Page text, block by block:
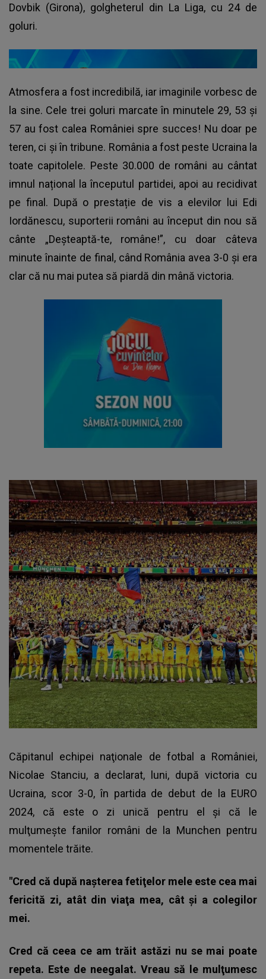
Dovbik (Girona), golgheterul din La Liga, cu 24 de
goluri.
Atmosfera a fost incredibilă, iar imaginile vorbesc de
la sine. Cele trei goluri marcate în minutele 29, 53 și
57 au fost calea României spre succes! Nu doar pe
teren, ci și în tribune. România a fost peste Ucraina la
toate capitolele. Peste 30.000 de români au cântat
imnul național la începutul partidei, apoi au recidivat
pe final. După o prestație de vis a elevilor lui Edi
Iordănescu, suporterii români au început din nou să
cânte „Deșteaptă-te, române!”, cu doar câteva
minute înainte de final, când România avea 3-0 și era
clar că nu mai putea să piardă din mână victoria.
Căpitanul echipei naţionale de fotbal a României,
Nicolae Stanciu, a declarat, luni, după victoria cu
Ucraina, scor 3-0, în partida de debut de la EURO
2024, că este o zi unică pentru el şi că le
mulţumeşte fanilor români de la Munchen pentru
momentele trăite.
"Cred că după naşterea fetiţelor mele este cea mai
fericită zi, atât din viaţa mea, cât şi a colegilor
mei.
Cred că ceea ce am trăit astăzi nu se mai poate
repeta. Este de neegalat. Vreau să le mulţumesc